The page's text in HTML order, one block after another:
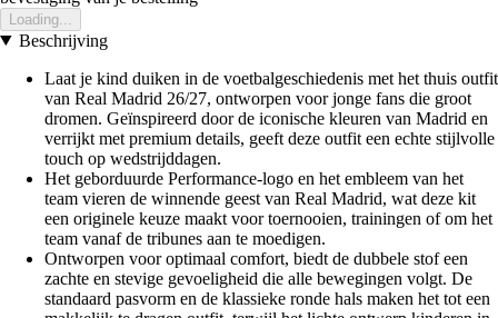
Loading...
Beschrijving
Laat je kind duiken in de voetbalgeschiedenis met het thuis outfit
van Real Madrid 26/27, ontworpen voor jonge fans die groot
dromen. Geïnspireerd door de iconische kleuren van Madrid en
verrijkt met premium details, geeft deze outfit een echte stijlvolle
touch op wedstrijddagen.
Het geborduurde Performance-logo en het embleem van het
team vieren de winnende geest van Real Madrid, wat deze kit
een originele keuze maakt voor toernooien, trainingen of om het
team vanaf de tribunes aan te moedigen.
Ontworpen voor optimaal comfort, biedt de dubbele stof een
zachte en stevige gevoeligheid die alle bewegingen volgt. De
standaard pasvorm en de klassieke ronde hals maken het tot een